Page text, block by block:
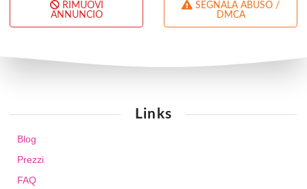
RIMUOVI
ANNUNCIO
DMCA
Links
Blog
Prezzi
FAQ